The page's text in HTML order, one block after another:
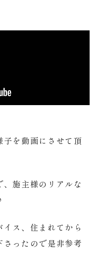
を動画にさせて頂
施主様のリアルな
ス、住まれてから
ったので是非参考